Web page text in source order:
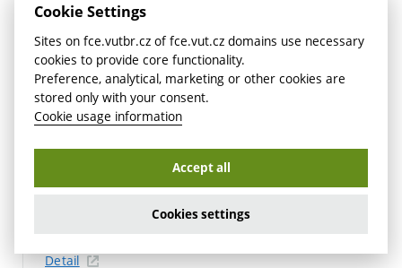
návrhem opatření v ploše povodí Horní Moravy.
Urbanismus a územní rozvoj,
2007, roč. 2007, č. 3,
s. 18-22.ISSN: 1212-0855.
Detail
HOŠKOVÁ, V.; DUMBROVSKÝ, M. RIZIKOVÉ FAKTORY
OVLIVŇUJÍCÍ STABILITU SVAHŮ ZEMNÍCH TERAS. In
Rizika ve vodním hospodářství.Brno: Econ publishing,
s. 190-197.ISBN: 978-80-86433-43-1.
Detail
DUMBROVSKÝ, M.CS02 Geografické informační systémy
Detail
Cookie Settings
Sites on fce.vutbr.cz of fce.vut.cz domains use necessary
cookies to provide core functionality.
Preference, analytical, marketing or other cookies are
stored only with your consent.
Cookie usage information
Accept all
Cookies settings